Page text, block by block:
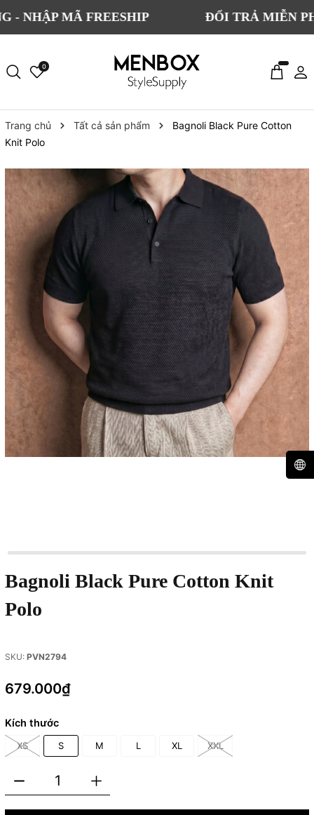
MÃ FREESHIP ĐỔI TRẢ MIỄN PHÍ CHO
0
Trang chủ Tất cả sản phẩm
Bagnoli Black Pure Cotton
Knit Polo
Bagnoli Black Pure Cotton Knit
Polo
SKU: PVN2794
679.000₫
Kích thước
XS S M L XL XXL